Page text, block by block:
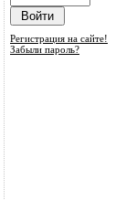
Регистрация на сайте!
Забыли пароль?